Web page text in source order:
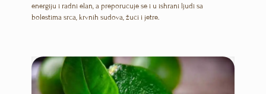
energiju i radni elan, a preporučuje se i u ishrani ljudi sa
bolestima srca, krvnih sudova, žuči i jetre.